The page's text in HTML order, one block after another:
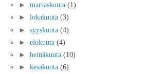
► marraskuuta (1)
► lokakuuta (3)
► syyskuuta (4)
► elokuuta (4)
► heinäkuuta (10)
► kesäkuuta (6)